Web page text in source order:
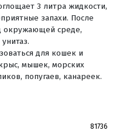
3 литра жидкости,
запахи. После
окружающей среде,
для кошек и
мышек, морских
попугаев, канареек.
81736